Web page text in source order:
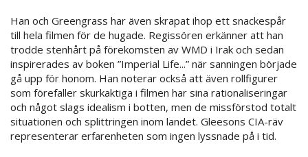
Han och Greengrass har även skrapat ihop ett snackespår
till hela filmen för de hugade. Regissören erkänner att han
trodde stenhårt på förekomsten av WMD i Irak och sedan
inspirerades av boken ”Imperial Life...” när sanningen började
gå upp för honom. Han noterar också att även rollfigurer
som förefaller skurkaktiga i filmen har sina rationaliseringar
och något slags idealism i botten, men de missförstod totalt
situationen och splittringen inom landet. Gleesons CIA-räv
representerar erfarenheten som ingen lyssnade på i tid.